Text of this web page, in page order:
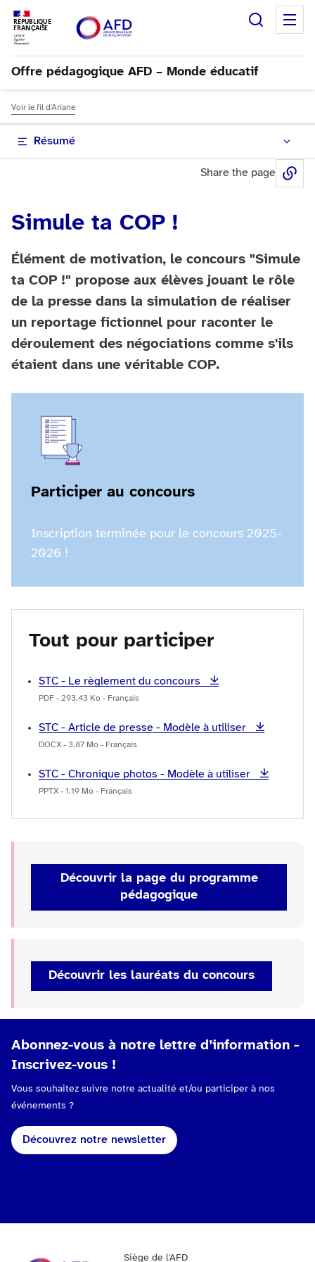
RÉPUBLIQUE
FRANÇAISE
Offre pédagogique AFD – Monde éducatif
Voir le fil d'Ariane
Résumé
Share the page
Simule ta COP !
Élément de motivation, le concours "Simule
ta COP !" propose aux élèves jouant le rôle
de la presse dans la simulation de réaliser
un reportage fictionnel pour raconter le
déroulement des négociations comme s'ils
étaient dans une véritable COP.
Participer au concours
Inscription terminée pour le concours 2025-
2026 !
Tout pour participer
STC - Le règlement du concours
PDF - 293.43 Ko - Français
STC - Article de presse - Modèle à utiliser
DOCX - 3.87 Mo - Français
STC - Chronique photos - Modèle à utiliser
PPTX - 1.19 Mo - Français
Découvrir la page du programme
pédagogique
Découvrir les lauréats du concours
Abonnez-vous à notre lettre d’information -
Inscrivez-vous !
Vous souhaitez suivre notre actualité et/ou participer à nos
événements ?
Découvrez notre newsletter
Siège de l'AFD